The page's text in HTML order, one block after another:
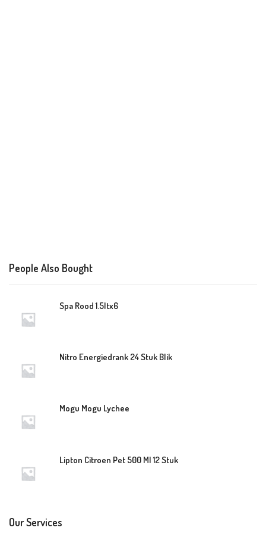
People Also Bought
Spa Rood 1.5ltx6
Nitro Energiedrank 24 Stuk Blik
Mogu Mogu Lychee
Lipton Citroen Pet 500 Ml 12 Stuk
Our Services